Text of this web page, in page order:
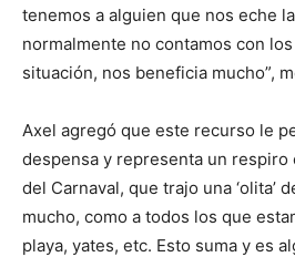
tenemos a alguien que nos eche
normalmente no contamos con
situación, nos beneficia mucho”,
Axel agregó que este recurso le
despensa y representa un respiro
del Carnaval, que trajo una ‘olita’
mucho, como a todos los que
playa, yates, etc. Esto suma y es